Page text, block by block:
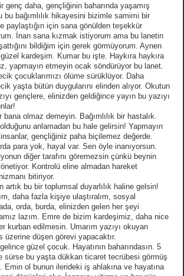
genç daha, gençliğinin baharında yaşamış
bu bağımlılık hikayesini bizimle samimi bir
paylaştığın için sana gönülden teşekkür
İnan sana kızmak istiyorum ama bu lanetin
bildiğim için gerek görmüyorum. Aynen
kardeşim. Kumar bu işte. Haykıra haykıra
yapmayın etmeyin ocak söndürüyor bu lanet.
çocuklarımızı ölüme sürüklüyor. Daha
yaşta bütün duygularını elinden alıyor. Okutun
gençlere, elinizden geldiğince yayın bu yazıyı
bana olmaz demeyin. Bağımlılık bir hastalık.
anlamadan bu hale gelirsin! Yapmayın
gençliğiniz paha biçilemez değerde.
para yok, hayal var. Sen öyle inanıyorsun.
diğer tarafını göremezsin çünkü beynin
Kontrolü eline almadan hareket
bitiriyor.
artık bu bir toplumsal duyarlılık haline gelsin!
daha fazla kişiye ulaştıralım, sosyal
orda, burda, elinizden gelen her şeyi
lazım. Emre de bizim kardeşimiz, daha nice
kurban edilmesin. Umarım yazıyı okuyan
üzerine düşen görevi yapacaktır.
güzel çocuk. Hayatının baharındasın. 5
sürse bu yaşta dükkan ticaret tecrübesi görmüş
Emin ol bunun ilerideki iş ahlakına ve hayatına